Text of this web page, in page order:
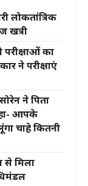
लोकतांत्रिक
खत्री
परीक्षाओं का
ने परीक्षाएं
ने पिता
आपके
चाहे कितनी
से मिला